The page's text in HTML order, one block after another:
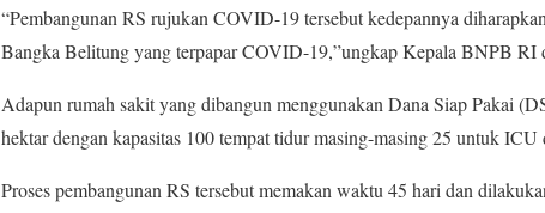
“Pembangunan RS rujukan COVID-19 tersebut kedepannya
Bangka Belitung yang terpapar COVID-19,”ungkap Kepala BNPB RI
Adapun rumah sakit yang dibangun menggunakan Dana Siap Pakai
hektar dengan kapasitas 100 tempat tidur masing-masing 25 untuk
Proses pembangunan RS tersebut memakan waktu 45 hari dan